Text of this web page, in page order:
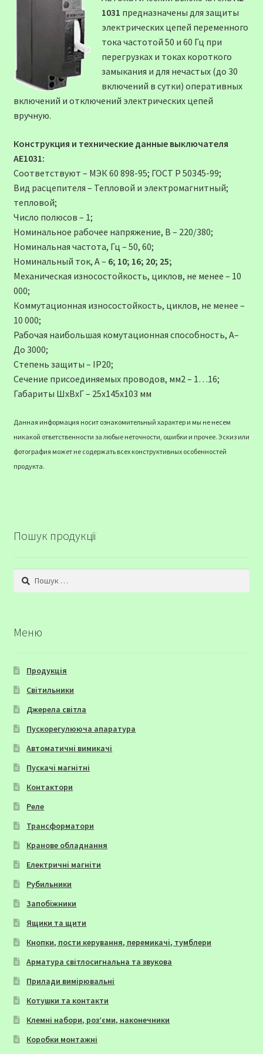
1031 предназначены для защиты
электрических цепей переменного
тока частотой 50 и 60 Гц при
перегрузках и токах короткого
замыкания и для нечастых (до 30
включений в сутки) оперативных
включений и отключений электрических цепей
вручную.
Конструкция и технические данные выключателя
АЕ1031:
Соответствуют – МЭК 60 898-95; ГОСТ Р 50345-99;
Вид расцепителя – Тепловой и электромагнитный;
тепловой;
Число полюсов – 1;
Номинальное рабочее напряжение, В – 220/380;
Номинальная частота, Гц – 50, 60;
Номинальный ток, А – 6; 10; 16; 20; 25;
Механическая износостойкость, циклов, не менее – 10
000;
Коммутационная износостойкость, циклов, не менее –
10 000;
Рабочая наибольшая комутационная способность, А–
До 3000;
Степень защиты – IP20;
Сечение присоединяемых проводов, мм2 – 1…16;
Габариты ШхВхГ – 25х145х103 мм
Данная информация носит ознакомительный характер и мы не несем
никакой ответственности за любые неточности, ошибки и прочее. Эскиз или
фотография может не содержать всех конструктивных особенностей
продукта.
Пошук продукції
Пошук:
Меню
Продукція
Світильники
Джерела світла
Пускорегулююча апаратура
Автоматичні вимикачі
Пускачі магнітні
Контактори
Реле
Трансформатори
Кранове обладнання
Електричні магніти
Рубильники
Запобіжники
Ящики та щити
Кнопки, пости керування, перемикачі, тумблери
Арматура світлосигнальна та звукова
Прилади вимірювальні
Котушки та контакти
Клемні набори, роз’єми, наконечники
Коробки монтажні